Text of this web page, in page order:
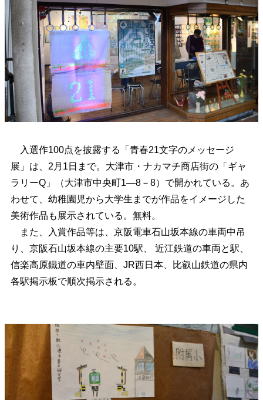
入選作100点を披露する「青春21文字のメッセージ
展」は、2月1日まで。 大津市・ナカマチ商店街の「ギャ
ラリーQ」（大津市中央町1―8－8）で開かれている。あ
わせて、幼稚園児から大学生までが作品をイメージした
美術作品も展示されている。無料。
また、入賞作品等は、京阪電車石山坂本線の車両中吊
り、京阪石山坂本線の主要10駅、 近江鉄道の車両と駅、
信楽高原鐵道の車内壁面、JR西日本、比叡山鉄道の県内
各駅掲示板で順次掲示される。